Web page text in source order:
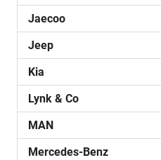
Jaecoo
Jeep
Kia
Lynk & Co
MAN
Mercedes-Benz